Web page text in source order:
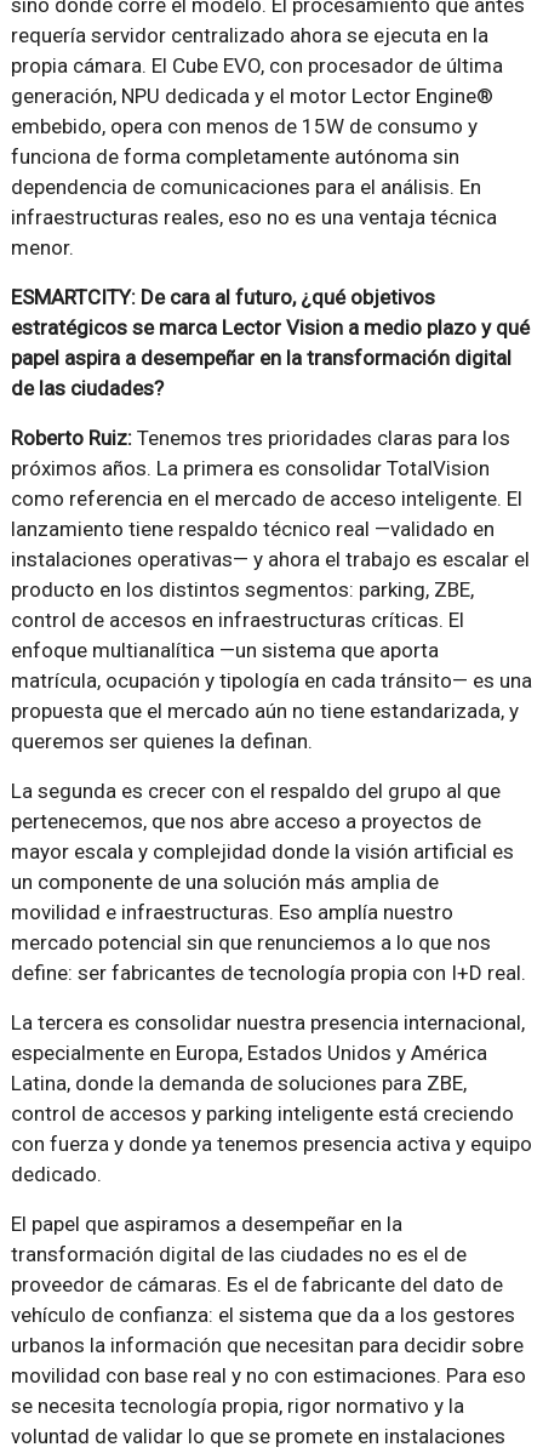
requería servidor centralizado ahora se ejecuta en la
propia cámara. El Cube EVO, con procesador de última
generación, NPU dedicada y el motor Lector Engine®
embebido, opera con menos de 15W de consumo y
funciona de forma completamente autónoma sin
dependencia de comunicaciones para el análisis. En
infraestructuras reales, eso no es una ventaja técnica
menor.
ESMARTCITY: De cara al futuro, ¿qué objetivos
estratégicos se marca Lector Vision a medio plazo y qué
papel aspira a desempeñar en la transformación digital
de las ciudades?
Roberto Ruiz: Tenemos tres prioridades claras para los
próximos años. La primera es consolidar TotalVision
como referencia en el mercado de acceso inteligente. El
lanzamiento tiene respaldo técnico real —validado en
instalaciones operativas— y ahora el trabajo es escalar el
producto en los distintos segmentos: parking, ZBE,
control de accesos en infraestructuras críticas. El
enfoque multianalítica —un sistema que aporta
matrícula, ocupación y tipología en cada tránsito— es una
propuesta que el mercado aún no tiene estandarizada, y
queremos ser quienes la definan.
La segunda es crecer con el respaldo del grupo al que
pertenecemos, que nos abre acceso a proyectos de
mayor escala y complejidad donde la visión artificial es
un componente de una solución más amplia de
movilidad e infraestructuras. Eso amplía nuestro
mercado potencial sin que renunciemos a lo que nos
define: ser fabricantes de tecnología propia con I+D real.
La tercera es consolidar nuestra presencia internacional,
especialmente en Europa, Estados Unidos y América
Latina, donde la demanda de soluciones para ZBE,
control de accesos y parking inteligente está creciendo
con fuerza y donde ya tenemos presencia activa y equipo
dedicado.
El papel que aspiramos a desempeñar en la
transformación digital de las ciudades no es el de
proveedor de cámaras. Es el de fabricante del dato de
vehículo de confianza: el sistema que da a los gestores
urbanos la información que necesitan para decidir sobre
movilidad con base real y no con estimaciones. Para eso
se necesita tecnología propia, rigor normativo y la
voluntad de validar lo que se promete en instalaciones